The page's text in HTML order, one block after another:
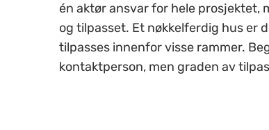
én aktør ansvar for hele
og tilpasset. Et nøkkelferdig hus er
tilpasses innenfor visse rammer.
kontaktperson, men graden av